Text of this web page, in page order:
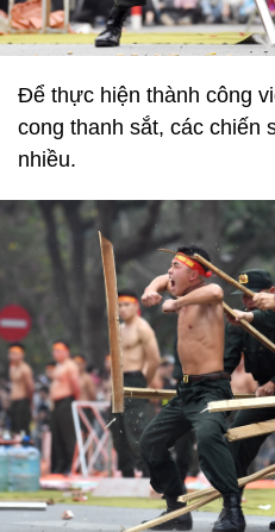
Để thực hiện thành công
cong thanh sắt, các chiến
nhiều.